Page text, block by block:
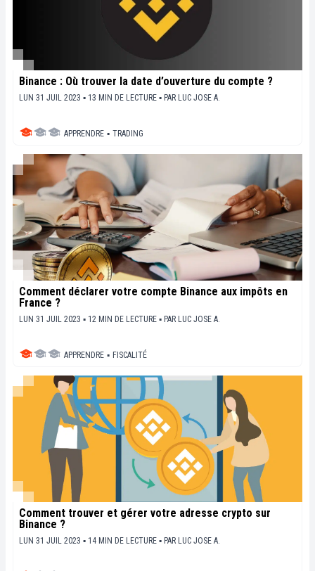
Binance : Où trouver la date d’ouverture du compte ?
LUN 31 JUIL 2023 ▪ 13 MIN DE LECTURE ▪ PAR LUC JOSE A.
APPRENDRE ▪ TRADING
Comment déclarer votre compte Binance aux impôts en
France ?
LUN 31 JUIL 2023 ▪ 12 MIN DE LECTURE ▪ PAR LUC JOSE A.
APPRENDRE ▪ FISCALITÉ
Comment trouver et gérer votre adresse crypto sur
Binance ?
LUN 31 JUIL 2023 ▪ 14 MIN DE LECTURE ▪ PAR LUC JOSE A.